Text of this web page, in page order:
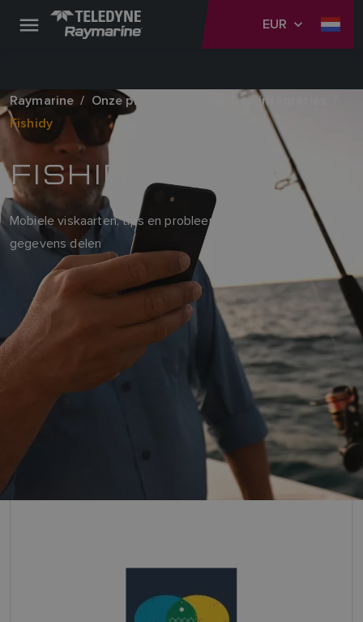
EUR
Raymarine Onze producten
Apps en integraties
Fishidy
FISHIDY
Mobiele viskaarten, tips en probleemloos waypoint-
gegevens delen